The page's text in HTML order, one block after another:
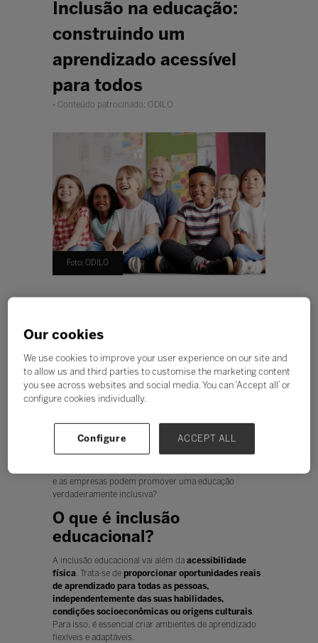
Inclusão na educação:
construindo um
aprendizado acessível
para todos
Conteúdo patrocinado: ODILO
Foto: ODILO
aprendizagem para garantir
todos
Ouvir
Ainclusão educacional e a atenção à diversidade
aprendizagem variam amplamente, garantir acesso
equitativo ao conhecimento não é apenas um desafio,
e as empresas podem promover uma educação
verdadeiramente inclusiva?
O que é inclusão
educacional?
A inclusão educacional vai além da acessibilidade
física. Trata-se deproporcionar oportunidades reais
de aprendizado para todas as pessoas,
independentemente das suas habilidades,
condições socioeconômicas ou origens culturais.
Para isso, é essencial criar ambientes de aprendizado
flexíveis e adaptáveis.
Our cookies
We use cookies to improve your user experience on our site and
to allow us and third parties to customise the marketing content
you see across websites and social media. You can ‘Accept all’ or
configure cookies individually.
Configure ACCEPT ALL